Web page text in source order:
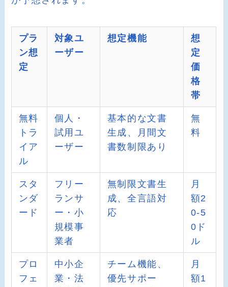
プラ
ン想
定
対象ユ
ーザー
想定機能
想
定
価
格
帯
無料
トラ
イア
ル
個人・
試用ユ
ーザー
基本的な文書
生成、月間文
書数制限あり
無
料
スタ
ンダ
ード
フリー
ランサ
ー・小
規模事
業者
無制限文書生
成、全言語対
応
月
額2
0-5
0ド
ル
プロ
フェ
中小企
業・法
チーム機能、
優先サポー
月
額1